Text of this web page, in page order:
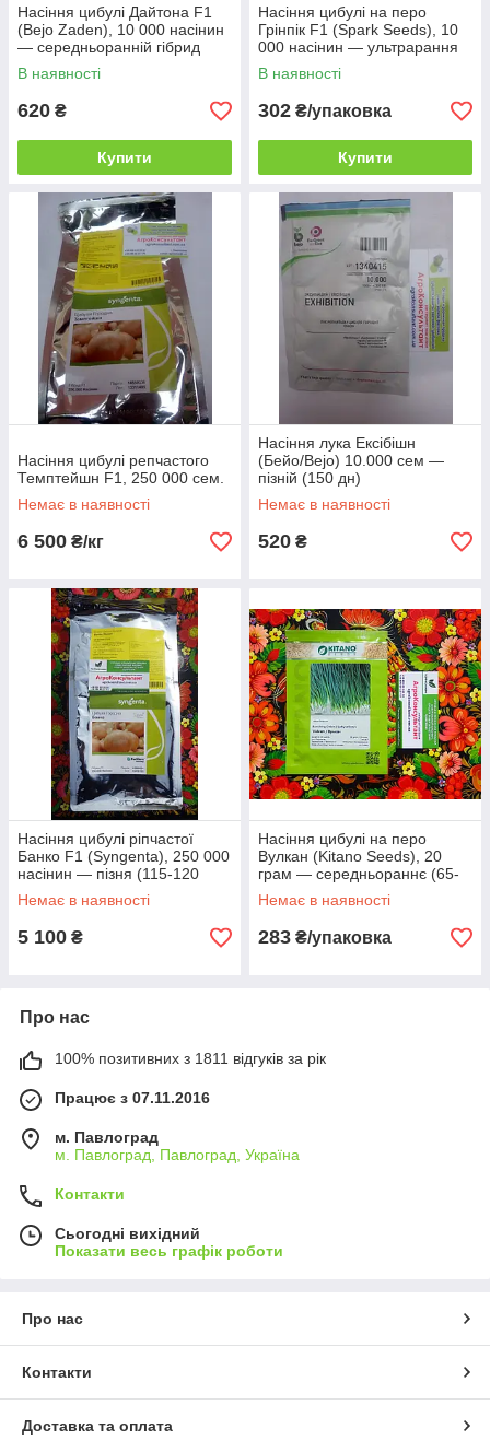
Насіння цибулі Дайтона F1
(Bejo Zaden), 10 000 насінин
— середньоранній гібрид
(103-105 днів), ріпчаста,
напівгостра
В наявності
620 ₴
Купити
Насіння цибулі на перо
Грінпік F1 (Spark Seeds), 10
000 насінин — ультрарання
(40-50 днів), високоврожайна
В наявності
302 ₴/упаковка
Купити
Насіння цибулі репчастого
Темптейшн F1, 250 000 сем.
Немає в наявності
6 500 ₴/кг
Насіння лука Ексібішн
(Бейо/Bejo) 10.000 сем —
пізній (150 дн)
Немає в наявності
520 ₴
Насіння цибулі ріпчастої
Банко F1 (Syngenta), 250 000
насінин — пізня (115-120
днів), високоврожайна,
напівгостра
Немає в наявності
5 100 ₴
Насіння цибулі на перо
Вулкан (Kitano Seeds), 20
грам — середньораннє (65-
70 днів), високоврожайне
Немає в наявності
283 ₴/упаковка
Про нас
100% позитивних з 1811 відгуків за рік
Працює з 07.11.2016
м. Павлоград
м. Павлоград, Павлоград, Україна
Контакти
Сьогодні вихідний
Показати весь графік роботи
Про нас
Контакти
Доставка та оплата